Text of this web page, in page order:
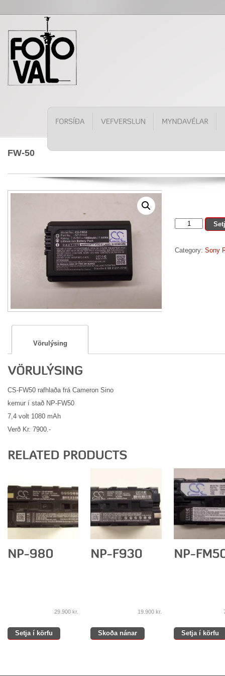
FW-50
quantity
Category: Sony
Vörulýsing
CS-FW50 rafhlaða frá Cameron Sino
kemur í stað NP-FW50
7,4 volt 1080 mAh
Verð Kr. 7900.-
29.900kr.
Setja í körfu
19.900 kr.
Skoða nánar Setja í körfu